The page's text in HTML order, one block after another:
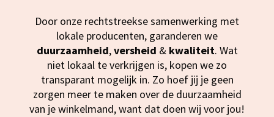
Door onze rechtstreekse samenwerking met
lokale producenten, garanderen we
duurzaamheid,versheid &kwaliteit. Wat
niet lokaal te verkrijgen is, kopen we zo
transparant mogelijk in. Zo hoef jij je geen
zorgen meer te maken over de duurzaamheid
van je winkelmand, want dat doen wij voor jou!